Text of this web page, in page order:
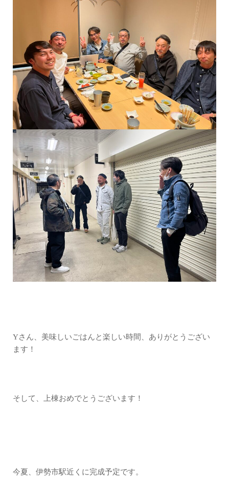
Yさん、美味しいごはんと楽しい時間、ありがとうござい
ます！
そして、上棟おめでとうございます！
今夏、伊勢市駅近くに完成予定です。